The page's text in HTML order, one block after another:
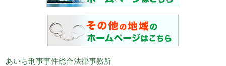
あいち刑事事件総合法律事務所